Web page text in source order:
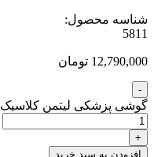
شناسه محصول:
5811
12,790,000 تومان
گوشی پزشکی لیتمن کلاسیک 3 دودی مشکی 5811 عدد
افزودن به سبد خرید